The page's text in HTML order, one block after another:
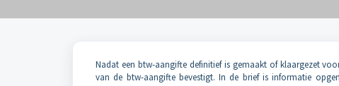
Nadat een btw-aangifte definitief is gemaakt of klaargezet
van de btw-aangifte bevestigt. In de brief is informatie